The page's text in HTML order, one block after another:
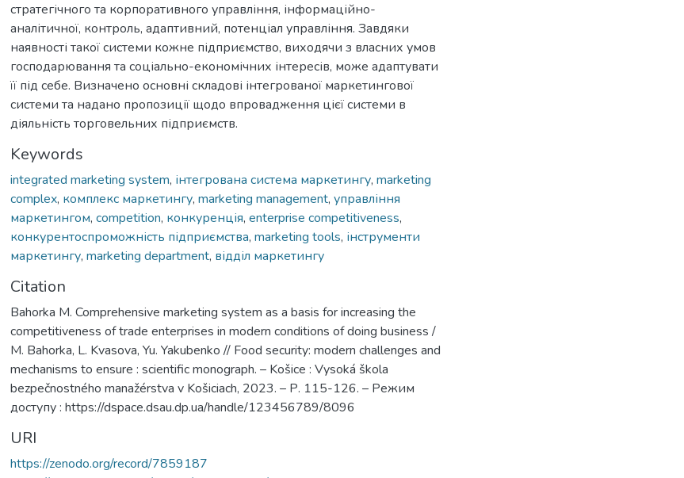
стратегічного та корпоративного управління, інформаційно-
аналітичної, контроль, адаптивний, потенціал управління. Завдяки
наявності такої системи кожне підприємство, виходячи з власних умов
господарювання та соціально-економічних інтересів, може адаптувати
її під себе. Визначено основні складові інтегрованої маркетингової
системи та надано пропозиції щодо впровадження цієї системи в
діяльність торговельних підприємств.
Keywords
integrated marketing system, інтегрована система маркетингу, marketing
complex, комплекс маркетингу, marketing management, управління
маркетингом, competition, конкуренція, enterprise competitiveness,
конкурентоспроможність підприємства, marketing tools, інструменти
маркетингу, marketing department, відділ маркетингу
Citation
Bahorka M. Comprehensive marketing system as a basis for increasing the
competitiveness of trade enterprises in modern conditions of doing business /
M. Bahorka, L. Kvasova, Yu. Yakubenko // Food security: modern challenges and
mechanisms to ensure : scientific monograph. – Košice : Vysoká škola
bezpečnostného manažérstva v Košiciach, 2023. – Р. 115-126. – Режим
доступу : https://dspace.dsau.dp.ua/handle/123456789/8096
URI
https://zenodo.org/record/7859187